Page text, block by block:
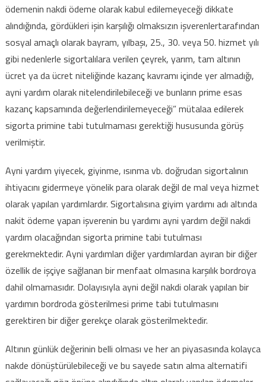
ödemenin nakdi ödeme olarak kabul edilemeyeceği dikkate
alındığında, gördükleri işin karşılığı olmaksızın işverenlertarafından
sosyal amaçlı olarak bayram, yılbaşı, 25., 30. veya 50. hizmet yılı
gibi nedenlerle sigortalılara verilen çeyrek, yarım, tam altının
ücret ya da ücret niteliğinde kazanç kavramı içinde yer almadığı,
ayni yardım olarak nitelendirilebileceği ve bunların prime esas
kazanç kapsamında değerlendirilemeyeceği” mütalaa edilerek
sigorta primine tabi tutulmaması gerektiği hususunda görüş
verilmiştir.
Ayni yardım yiyecek, giyinme, ısınma vb. doğrudan sigortalının
ihtiyacını gidermeye yönelik para olarak değil de mal veya hizmet
olarak yapılan yardımlardır. Sigortalısına giyim yardımı adı altında
nakit ödeme yapan işverenin bu yardımı ayni yardım değil nakdi
yardım olacağından sigorta primine tabi tutulması
gerekmektedir. Ayni yardımları diğer yardımlardan ayıran bir diğer
özellik de işçiye sağlanan bir menfaat olmasına karşılık bordroya
dahil olmamasıdır. Dolayısıyla ayni değil nakdi olarak yapılan bir
yardımın bordroda gösterilmesi prime tabi tutulmasını
gerektiren bir diğer gerekçe olarak gösterilmektedir.
Altının günlük değerinin belli olması ve her an piyasasında kolayca
nakde dönüştürülebileceği ve bu sayede satın alma alternatifi